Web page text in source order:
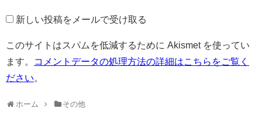
新しい投稿をメールで受け取る
このサイトはスパムを低減するために Akismet を使ってい
ます。
コメントデータの処理方法の詳細はこちらをご覧く
ださい。
ホーム その他